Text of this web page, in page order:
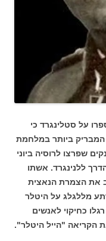
על סטלינגרד כי
המבריק ביותר במלחמת
שפרצו לרוסיה ביוני
הדרך ללנינגרד. אשתו
את הצמרת הנאצית
מללגלג על היטלר
כחיקוי לאנשים
הקריאה "הייל היטלר".